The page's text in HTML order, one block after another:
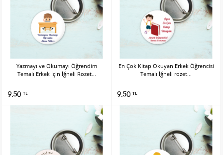
Yazmayı ve Okumayı Öğrendim
Temalı Erkek İçin İğneli Rozet...
9.50 TL
En Çok Kitap Okuyan Erkek Öğrencisi
Temalı İğneli rozet...
9.50 TL